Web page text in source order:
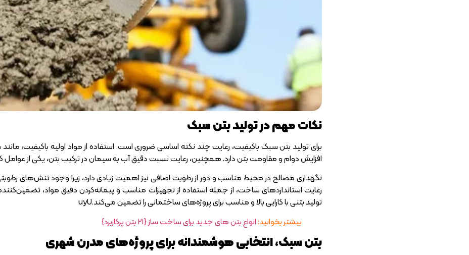
نکات مهم در تولید بتن سبک
برای تولید بتن سبک باکیفیت، رعایت چند نکته اساسی ضروری است. استفاده از مواد اولیه
افزایش دوام و مقاومت بتن دارد. همچنین، رعایت نسبت دقیق آب به سیمان در ترکیب بتن، یکی از
نگهداری مصالح در محیط مناسب و دور از رطوبت اضافی نیز اهمیت زیادی دارد، زیرا وجود تنش‌های
رعایت استانداردهای ساخت، از جمله استفاده از تجهیزات مناسب و پیمانه‌کردن دقیق مواد،
تولید بتنی با کارایی بالا و مناسب برای پروژه‌های ساختمانی را تضمین می‌کند.uyU
بیشتر بخوانید:انواع بتن های جدید برای ساخت ساز {۲۱ بتن پرکاربرد}
بتن سبک، انتخابی هوشمندانه برای پروژه‌های مدرن شهری